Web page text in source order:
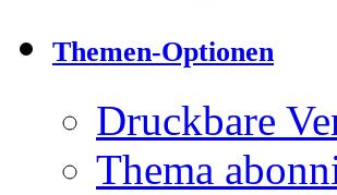
Themen-Optionen
Druckbare
Thema